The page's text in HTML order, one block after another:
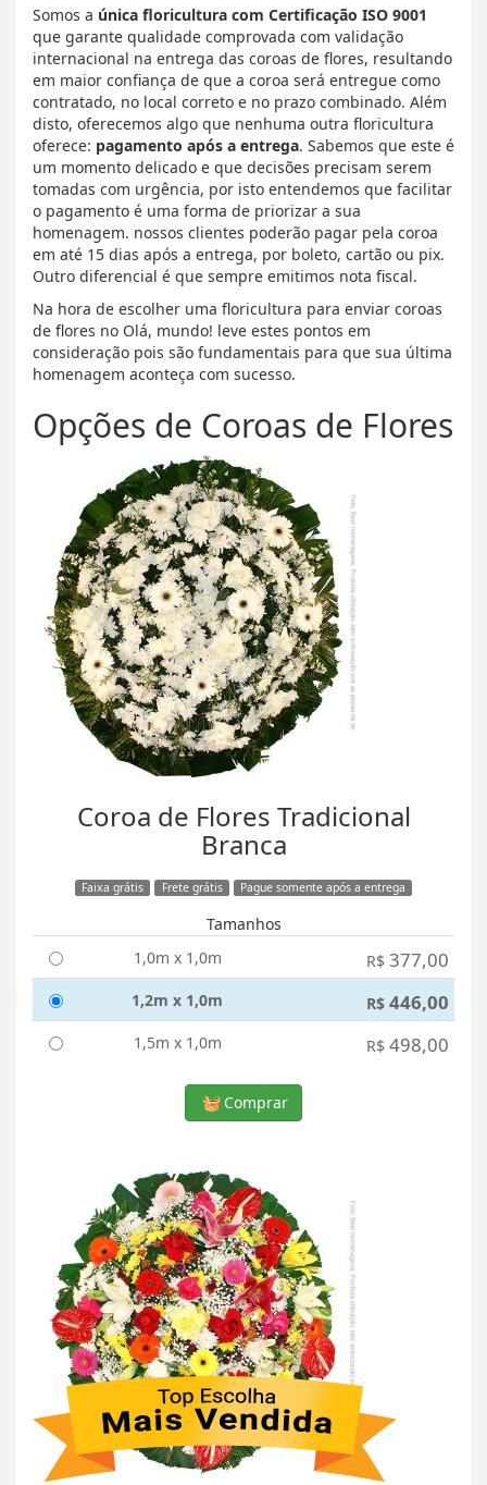
Somos a única floricultura com Certificação ISO 9001
que garante qualidade comprovada com validação
internacional na entrega das coroas de flores, resultando
em maior confiança de que a coroa será entregue como
contratado, no local correto e no prazo combinado. Além
disto, oferecemos algo que nenhuma outra floricultura
oferece: pagamento após a entrega. Sabemos que este é
um momento delicado e que decisões precisam serem
tomadas com urgência, por isto entendemos que facilitar
o pagamento é uma forma de priorizar a sua
homenagem. nossos clientes poderão pagar pela coroa
em até 15 dias após a entrega, por boleto, cartão ou pix.
Outro diferencial é que sempre emitimos nota fiscal.
Na hora de escolher uma floricultura para enviar coroas
de flores no Olá, mundo! leve estes pontos em
consideração pois são fundamentais para que sua última
homenagem aconteça com sucesso.
Opções de Coroas de Flores
Coroa de Flores Tradicional
Branca
Faixa grátis Frete grátis Pague somente após a entrega
Tamanhos
1,0m x 1,0m
R$ 377,00
1,2m x 1,0m R$ 446,00
1,5m x 1,0m R$ 498,00
Comprar